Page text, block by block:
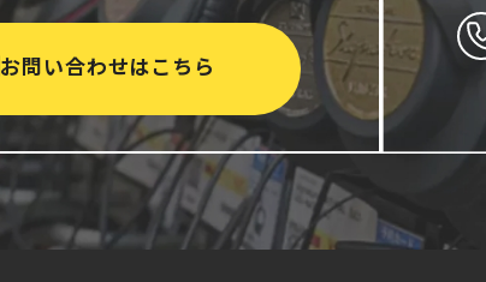
お問い合わせはこちら